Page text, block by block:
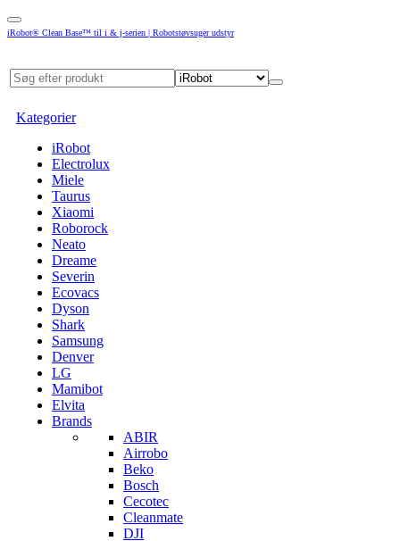
iRobot® Clean Base™ til i & j-serien | Robotstøvsuger udstyr
Kategorier
iRobot
Electrolux
Miele
Taurus
Xiaomi
Roborock
Neato
Dreame
Severin
Ecovacs
Dyson
Shark
Samsung
Denver
LG
Mamibot
Elvita
Brands
ABIR
Airrobo
Beko
Bosch
Cecotec
Cleanmate
DJI